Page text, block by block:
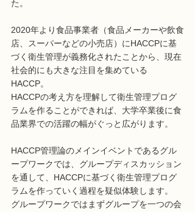
た。
2020年より食品事業者（食品メーカーや飲食
店、スーパーなどの小売店）にHACCPに基
づく衛生管理が義務化されたことから、現在
社会的にも大きな注目を集めている
HACCP。
HACCPの考え方を理解して衛生管理プログ
ラムを作ることができれば、大学卒業後に食
品業界での活躍の幅がぐっと広がります。
HACCP管理論のメインイベントであるグル
ープワークでは、グループディスカッション
を通して、HACCPに基づく衛生管理プログ
ラムを作っていく過程を疑似体験します。
グループワークではまずグループを一つの会